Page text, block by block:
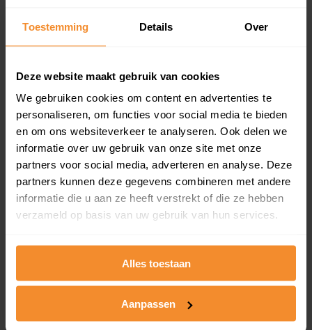
Toestemming Details Over
Deze website maakt gebruik van cookies
We gebruiken cookies om content en advertenties te
personaliseren, om functies voor social media te bieden
en om ons websiteverkeer te analyseren. Ook delen we
informatie over uw gebruik van onze site met onze
partners voor social media, adverteren en analyse. Deze
partners kunnen deze gegevens combineren met andere
informatie die u aan ze heeft verstrekt of die ze hebben
verzameld op basis van uw gebruik van hun services.
Alles toestaan
Aanpassen
en koopdatum) binnen een postcodegebied. Dit
koopsommen.
Bekijk product
Direct leverbaar
Kadastrale kaart pakket
Alleen globale ligging perceel
omliggende percelen met de kadastrale erfgrenzen,